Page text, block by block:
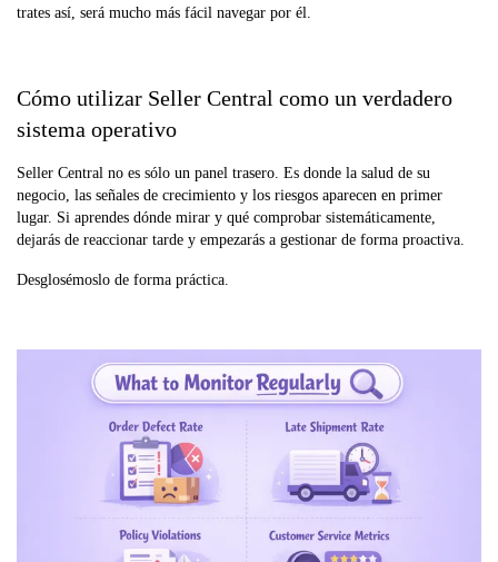
trates así, será mucho más fácil navegar por él.
Cómo utilizar Seller Central como un verdadero
sistema operativo
Seller Central no es sólo un panel trasero. Es donde la salud de su
negocio, las señales de crecimiento y los riesgos aparecen en primer
lugar. Si aprendes dónde mirar y qué comprobar sistemáticamente,
dejarás de reaccionar tarde y empezarás a gestionar de forma proactiva.
Desglosémoslo de forma práctica.